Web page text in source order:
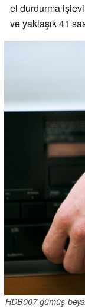
el durdurma
ve yaklaşık 41
HDB007 gümüş-